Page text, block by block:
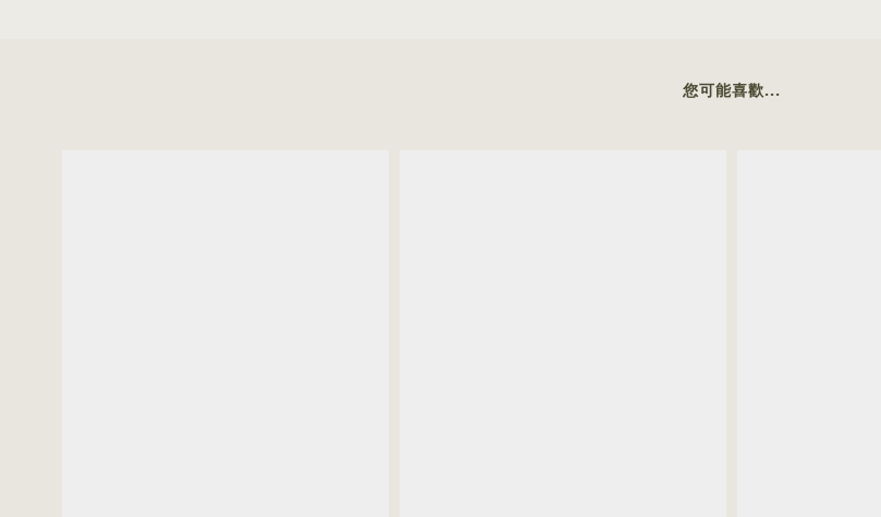
您可能喜歡...